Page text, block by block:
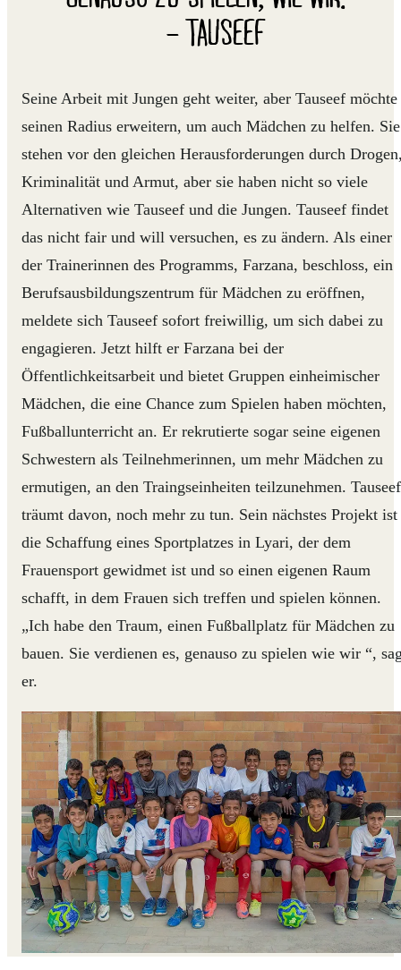
– TAUSEEF
Seine Arbeit mit Jungen geht weiter, aber Tauseef möchte
seinen Radius erweitern, um auch Mädchen zu helfen. Sie
stehen vor den gleichen Herausforderungen durch
Kriminalität und Armut, aber sie haben nicht so viele
Alternativen wie Tauseef und die Jungen. Tauseef findet
das nicht fair und will versuchen, es zu ändern. Als einer
der Trainerinnen des Programms, Farzana, beschloss, ein
Berufsausbildungszentrum für Mädchen zu eröffnen,
meldete sich Tauseef sofort freiwillig, um sich dabei zu
engagieren. Jetzt hilft er Farzana bei der
Öffentlichkeitsarbeit und bietet Gruppen einheimischer
Mädchen, die eine Chance zum Spielen haben möchten,
Fußballunterricht an. Er rekrutierte sogar seine eigenen
Schwestern als Teilnehmerinnen, um mehr Mädchen zu
ermutigen, an den Traingseinheiten teilzunehmen. Tauseef
träumt davon, noch mehr zu tun. Sein nächstes Projekt ist
die Schaffung eines Sportplatzes in Lyari, der dem
Frauensport gewidmet ist und so einen eigenen Raum
schafft, in dem Frauen sich treffen und spielen können.
„Ich habe den Traum, einen Fußballplatz für Mädchen zu
bauen. Sie verdienen es, genauso zu spielen wie wir “,
er.